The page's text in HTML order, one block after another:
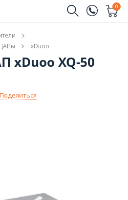
(096)
(044)
0
xDuoo
xDuoo XQ-50
Поделиться
Купить